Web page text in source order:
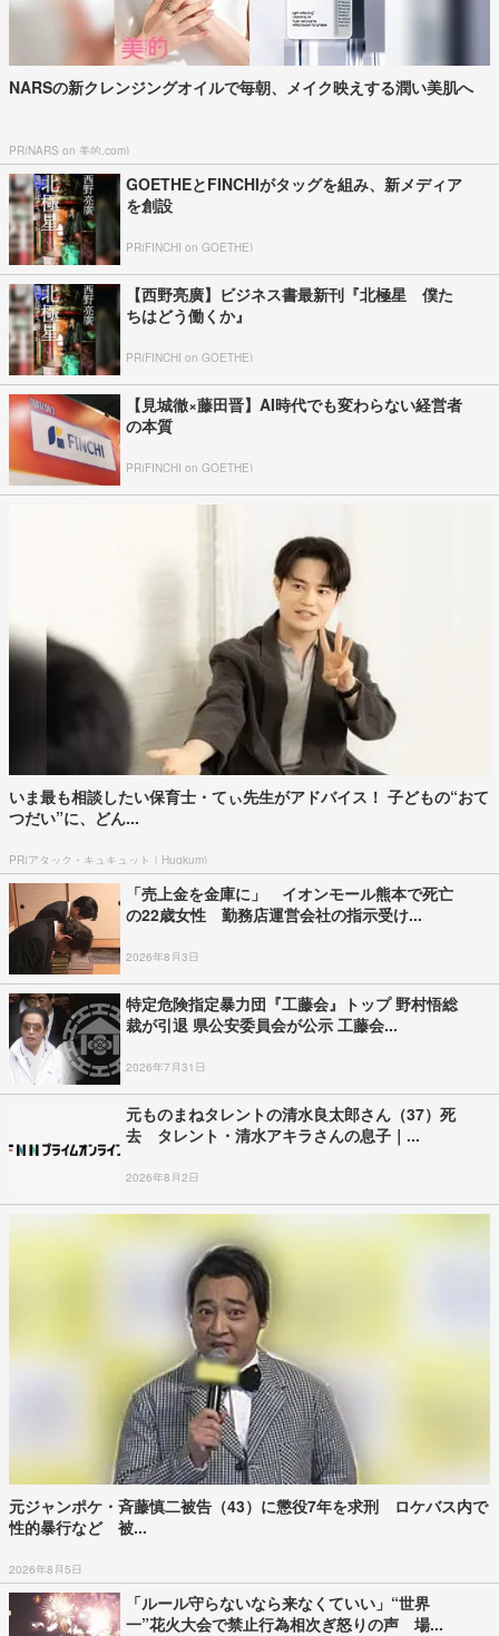
NARSの新クレンジングオイルで毎朝、メイク映えする潤い美肌へ
PR(NARS on 美的.com)
GOETHEとFINCHIがタッグを組み、新メディア
を創設
PR(FINCHI on GOETHE)
【西野亮廣】ビジネス書最新刊『北極星 僕た
ちはどう働くか』
PR(FINCHI on GOETHE)
【見城徹×藤田晋】AI時代でも変わらない経営者
の本質
PR(FINCHI on GOETHE)
いま最も相談したい保育士・てぃ先生がアドバイス！ 子どもの“おて
つだい”に、どん...
PR(アタック・キュキュット｜Hugkum)
「売上金を金庫に」 イオンモール熊本で死亡
の22歳女性 勤務店運営会社の指示受け...
2026年8月3日
特定危険指定暴力団『工藤会』トップ 野村悟総
裁が引退 県公安委員会が公示 工藤会...
2026年7月31日
元ものまねタレントの清水良太郎さん（37）死
去 タレント・清水アキラさんの息子｜...
2026年8月2日
元ジャンポケ・斉藤慎二被告（43）に懲役7年を求刑 ロケバス内で
性的暴行など 被...
2026年8月5日
「ルール守らないなら来なくていい」“世界
一”花火大会で禁止行為相次ぎ怒りの声 場...